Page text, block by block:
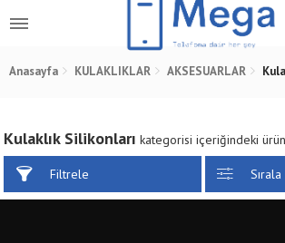
Anasayfa KULAKLIKLAR AKSESUARLAR
Kulaklık Silikonları kategorisi içeriğindeki
Filtrele Sırala